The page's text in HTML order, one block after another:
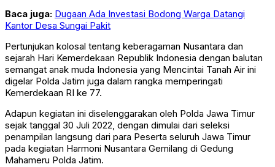
Baca juga: Dugaan Ada Investasi Bodong Warga Datangi
Kantor Desa Sungai Pakit
Pertunjukan kolosal tentang keberagaman Nusantara dan
sejarah Hari Kemerdekaan Republik Indonesia dengan balutan
semangat anak muda Indonesia yang Mencintai Tanah Air ini
digelar Polda Jatim juga dalam rangka memperingati
Kemerdekaan RI ke 77.
Adapun kegiatan ini diselenggarakan oleh Polda Jawa Timur
sejak tanggal 30 Juli 2022, dengan dimulai dari seleksi
penampilan langsung dari para Peserta seluruh Jawa Timur
pada kegiatan Harmoni Nusantara Gemilang di Gedung
Mahameru Polda Jatim.